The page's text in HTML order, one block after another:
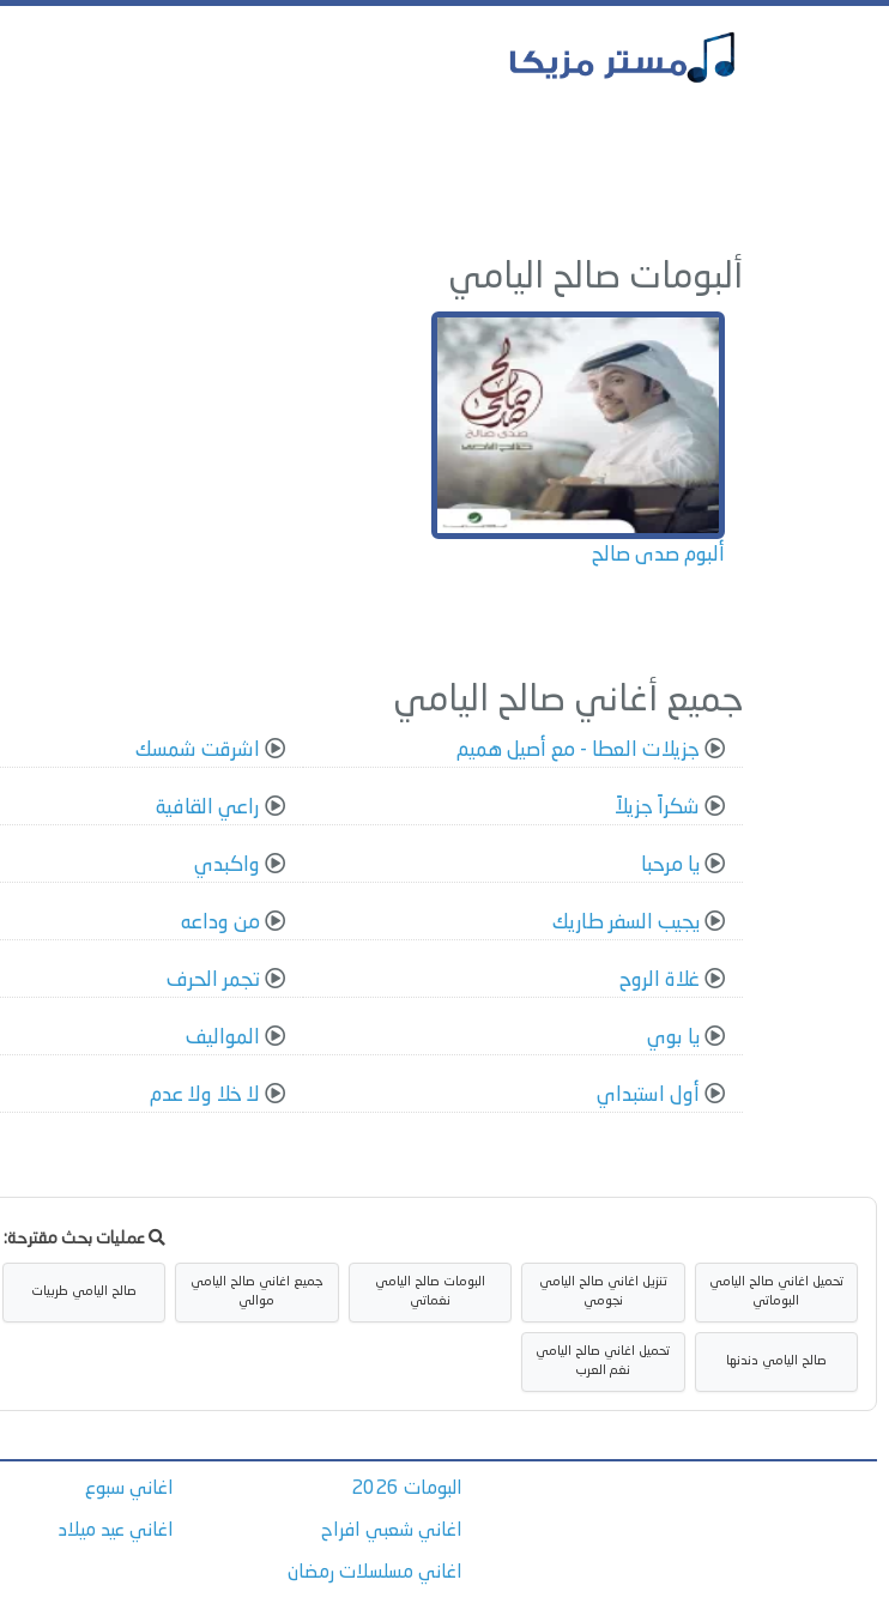
ألبومات صالح اليامي
ألبوم صدى صالح
جميع أغاني صالح اليامي
جزيلات العطا - مع أصيل هميم اشرقت شمسك
شكراً جزيلاً راعي القافية
يا مرحبا واكبدي
يجيب السفر طاريك من وداعه
غلاة الروح تجمر الحرف
يا بوي المواليف
أول استبداي لا خلا ولا عدم
عمليات بحث مقترحة:
تحميل اغاني صالح اليامي
البوماتي
تنزيل اغاني صالح اليامي
نجومي
البومات صالح اليامي
نغماتي
جميع اغاني صالح اليامي
موالي
صالح اليامي طربيات
صالح اليامي دندنها
تحميل اغاني صالح اليامي
نغم العرب
البومات 2026
اغاني شعبي افراح
اغاني مسلسلات رمضان
اغاني سبوع
اغاني عيد ميلاد